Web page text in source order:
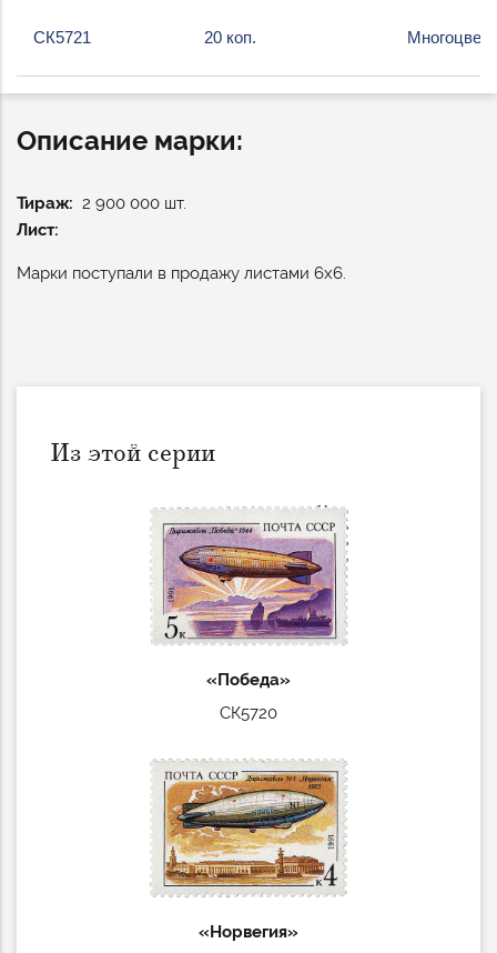
СК5721 20 коп.
Описание марки:
Тираж
2 900 000 шт.
Лист:
Марки поступали в продажу листами 6х6.
Из этой серии
«Победа»
СК5720
«Норвегия»